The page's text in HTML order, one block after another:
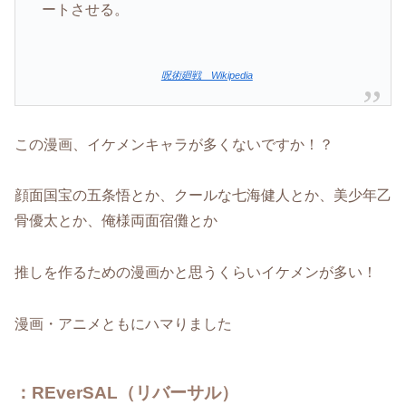
ートさせる。
呪術廻戦 Wikipedia
この漫画、イケメンキャラが多くないですか！？
顔面国宝の五条悟とか、クールな七海健人とか、美少年乙
骨優太とか、俺様両面宿儺とか
推しを作るための漫画かと思うくらいイケメンが多い！
漫画・アニメともにハマりました
：REverSAL（リバーサル）